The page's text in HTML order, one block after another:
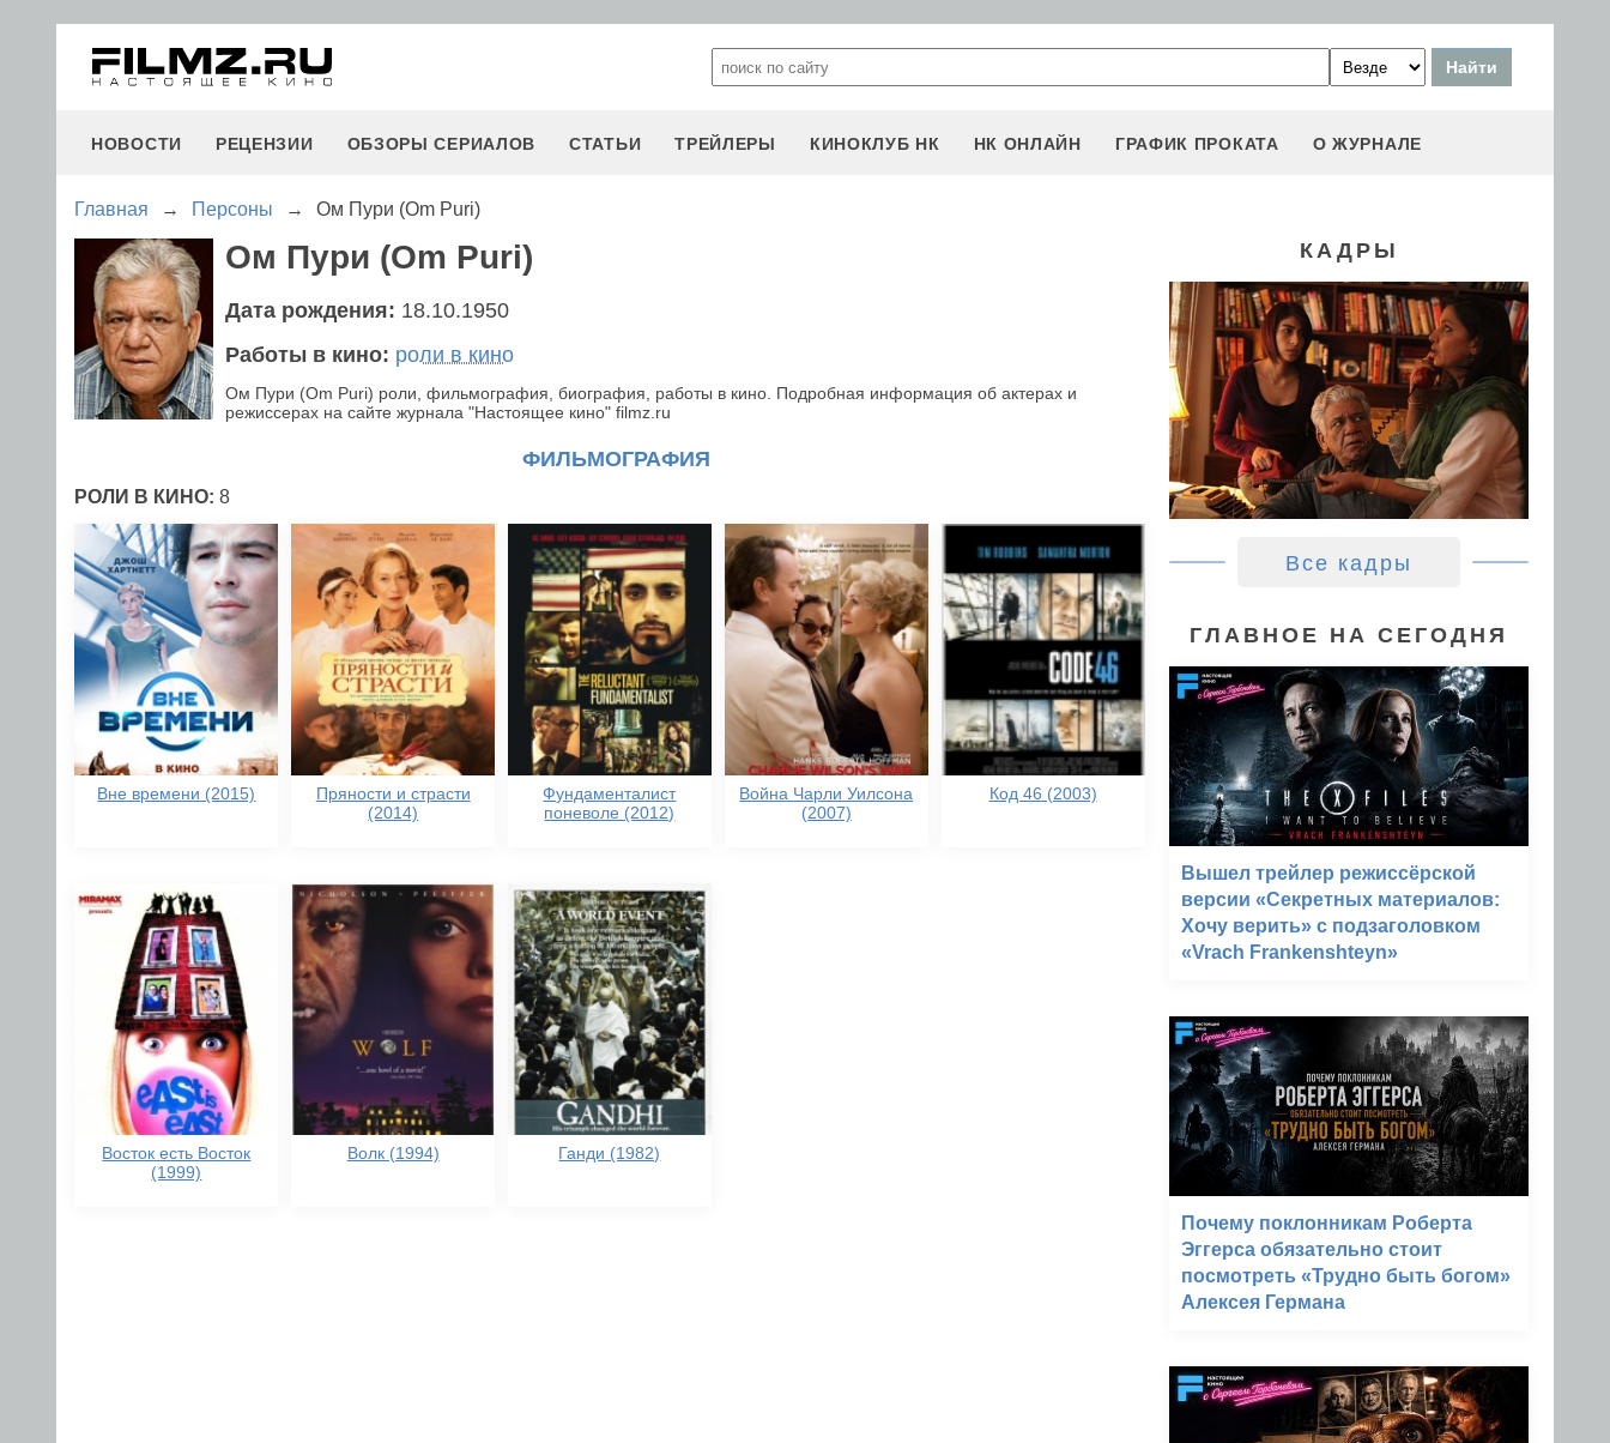
НОВОСТИ РЕЦЕНЗИИ ОБЗОРЫ СЕРИАЛОВ СТАТЬИ ТРЕЙЛЕРЫ КИНОКЛУБ НК НК ОНЛАЙН ГРАФИК ПРОКАТА О ЖУРНАЛЕ
Главная → Персоны → Ом Пури (Om Puri)
Ом Пури (Om Puri)
Дата рождения: 18.10.1950
Работы в кино: роли в кино
Ом Пури (Om Puri) роли, фильмография, биография, работы в кино. Подробная информация об актерах и
режиссерах на сайте журнала "Настоящее кино" filmz.ru
ФИЛЬМОГРАФИЯ
РОЛИ В КИНО: 8
Вне времени (2015)
Пряности и страсти
(2014)
Фундаменталист
поневоле (2012)
Война Чарли Уилсона
(2007)
Код 46 (2003)
Восток есть Восток
(1999)
Волк (1994) Ганди (1982)
КАДРЫ
Все кадры
ГЛАВНОЕ НА СЕГОДНЯ
Вышел трейлер режиссёрской
версии «Секретных материалов:
Хочу верить» с подзаголовком
«Vrach Frankenshteyn»
Почему поклонникам Роберта
Эггерса обязательно стоит
посмотреть «Трудно быть богом»
Алексея Германа